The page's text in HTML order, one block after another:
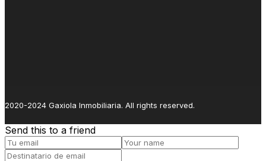
2020-2024 Gaxiola Inmobiliaria. All rights reserved.
Send this to a friend